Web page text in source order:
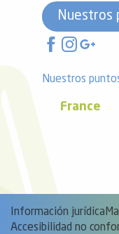
Nuestros
Nuestros
France
Información jurídica
Accesibilidad no